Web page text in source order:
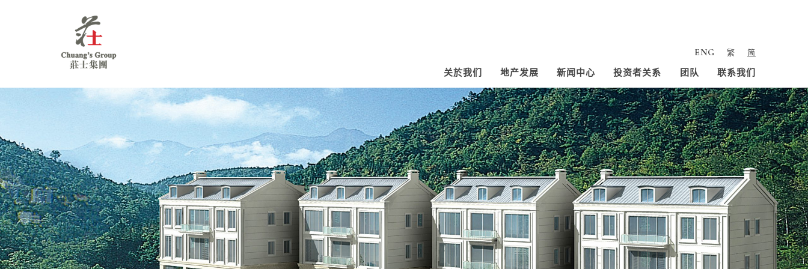
Group
ENG 繁 简
关於我们 地产发展 新闻中心 投资者关系 团队 联系我们